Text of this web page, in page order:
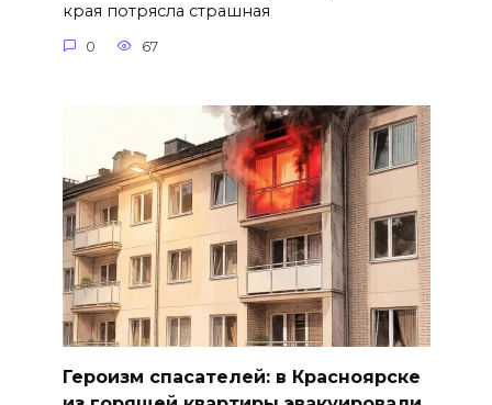
края потрясла страшная
0 67
Героизм спасателей: в Красноярске